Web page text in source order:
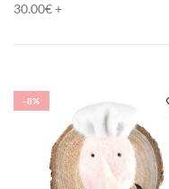
30.00€+
-8%